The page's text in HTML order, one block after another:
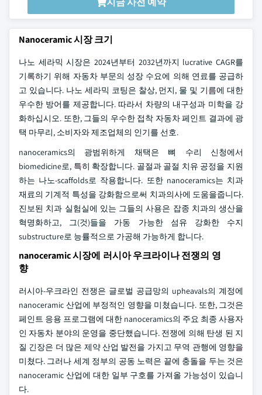
Nanoceramic 시장 크기
나노 세라믹 시장은 2024년부터 2032년까지 lucrative CAGR를
기록하기 위해 자동차 부문의 성장 수요에 의해 연료를 공급하
고 있습니다. 나노 세라믹 코팅은 찰상, 먼지, 물 및 기름에 대한
우수한 방어를 제공합니다. 따라서 차량의 내구성과 미학을 강
화하십시오. 또한, 그들의 우수한 접착 자동차 페인트 결과에 광
택 마무리, 소비자와 제조업체의 인기를 선호.
nanoceramics의 광범위하게 채택은 뼈 수리 신청에서
biomedicine로, 특히 확장합니다. 골절과 골절 치유 공정을 지원
하는 나노-scaffolds로 작용합니다. 또한 nanoceramics는 치과
재료의 기계적 특성을 강화함으로써 치과의사에 도움을줍니다.
진보된 치과 실험실에 있는 그들의 사용은 잡종 치과의 생산을
혁명화하고, 그(것)들을 가동 가능한 섬유 강화한 수지
substructure로 능률적으로 가공해 가능하게 합니다.
nanoceramic 시장에 러시아 우크라이나 전쟁의 영
향
러시아-우크라인 전쟁은 글로벌 공급망의 upheavals의 계정에
nanoceramic 산업에 부정적인 영향을 미쳤습니다. 또한, 그것은
페인트 응용 프로그램에 대한 nanoceramics의 주요 최종 사용자
인 자동차 분야의 운영을 중단했습니다. 전쟁에 의해 탄생 된 지
질 긴장은 더 많은 제약 산업 발전을 가지고 무역 관행에 영향을
미쳤다. 그러나 세계 정부의 공동 노력은 끝에 충돌을 두는 것은
nanoceramic 산업에 대한 일부 구호를 가져올 가능성이 있습니
다.